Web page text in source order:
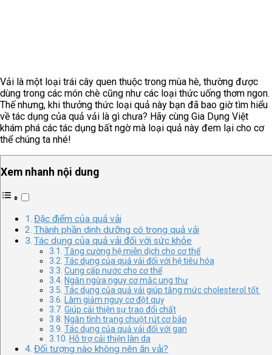
Vải là một loại trái cây quen thuộc trong mùa hè, thường được
dùng trong các món chè cũng như các loại thức uống thơm ngon.
Thế nhưng, khi thưởng thức loại quả này bạn đã bao giờ tìm hiểu
về tác dụng của quả vải là gì chưa? Hãy cùng Gia Dụng Việt
khám phá các tác dụng bất ngờ mà loại quả này đem lại cho cơ
thể chúng ta nhé!
Xem nhanh nội dung
Đặc điểm của quả vải
Thành phần dinh dưỡng có trong quả vải
Tác dụng của quả vải đối với sức khỏe
Tăng cường hệ miễn dịch cho cơ thể
Tác dụng của quả vải đối với hệ tiêu hóa
Cung cấp nước cho cơ thể
Ngăn ngừa nguy cơ mắc ung thư
Tác dụng của quả vải giúp tăng mức cholesterol tốt
Làm giảm nguy cơ đột quỵ
Giúp cải thiện sự trao đổi chất
Ngăn tình trạng chuột rút cơ bắp
Tác dụng của quả vải đối với gan
Hỗ trợ cải thiện làn da
Đối tượng nào không nên ăn vải?